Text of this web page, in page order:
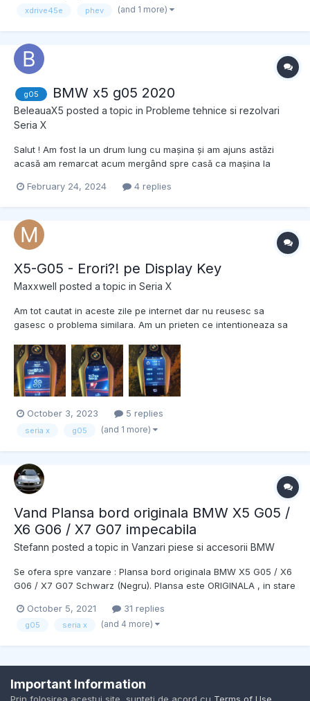
xdrive45e phev (and 1 more)
g05 BMW x5 g05 2020
BeleauaX5 posted a topic in Probleme tehnice si rezolvari
Seria X
Salut ! Am fost la un drum lung cu mașina și am ajuns astăzi
acasă am remarcat acum mergând spre casă ca mașina la
râcâit din partea stângă față , nu știu dacă e de la roata sau
altundeva ce ar putea fi?
February 24, 2024 4 replies
X5-G05 - Erori?! pe Display Key
Maxxwell posted a topic in Seria X
Am tot cautat in aceste zile pe internet dar nu reusesc sa
gasesc o problema similara. Am un prieten ce intentioneaza sa
display key-ul. Din ce-mi dau seama cifrele din poza reprezinta
ceva ID-uri mapate in soft pt diversi parametri de...
October 3, 2023 5 replies
seria x g05 (and 1 more)
Vand Plansa bord originala BMW X5 G05 /
X6 G06 / X7 G07 impecabila
Stefann posted a topic in Vanzari piese si accesorii BMW
Se ofera spre vanzare : Plansa bord originala BMW X5 G05 / X6
G06 / X7 G07 Schwarz (Negru). Plansa este ORIGINALA , in stare
plastice/prinderi/torpedou/clipsuri. Cod OE : 51459471871. Se
ofera factura. Pret : 2499 LEI. Contact...
October 5, 2021 31 replies
g05 seria x (and 4 more)
Contact Us
Important Information